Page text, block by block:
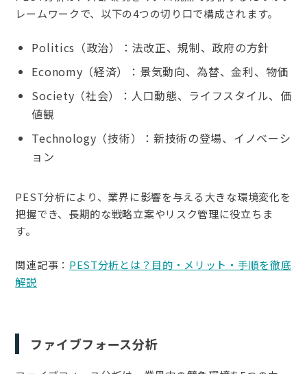
レームワークで、以下の4つの切り口で構成されます。
Politics（政治）：法改正、規制、政府の方針
Economy（経済）：景気動向、為替、金利、物価
Society（社会）：人口動態、ライフスタイル、価
値観
Technology（技術）：新技術の登場、イノベーシ
ョン
PEST分析により、業界に影響を与える大きな環境変化を
把握でき、長期的な戦略立案やリスク管理に役立ちま
す。
関連記事： PEST分析とは？目的・メリット・手順を徹底
解説
ファイブフォース分析